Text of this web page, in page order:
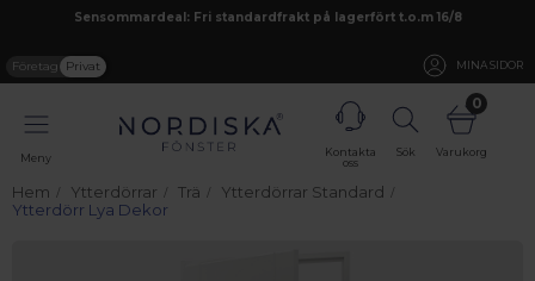
Sensommardeal: Fri standardfrakt på lagerfört t.o.m 16/8
Företag Privat MINA SIDOR
Meny
Kontakta
oss
Sök
0
Varukorg
Hem Ytterdörrar Trä
Ytterdörrar Standard
Ytterdörr Lya Dekor